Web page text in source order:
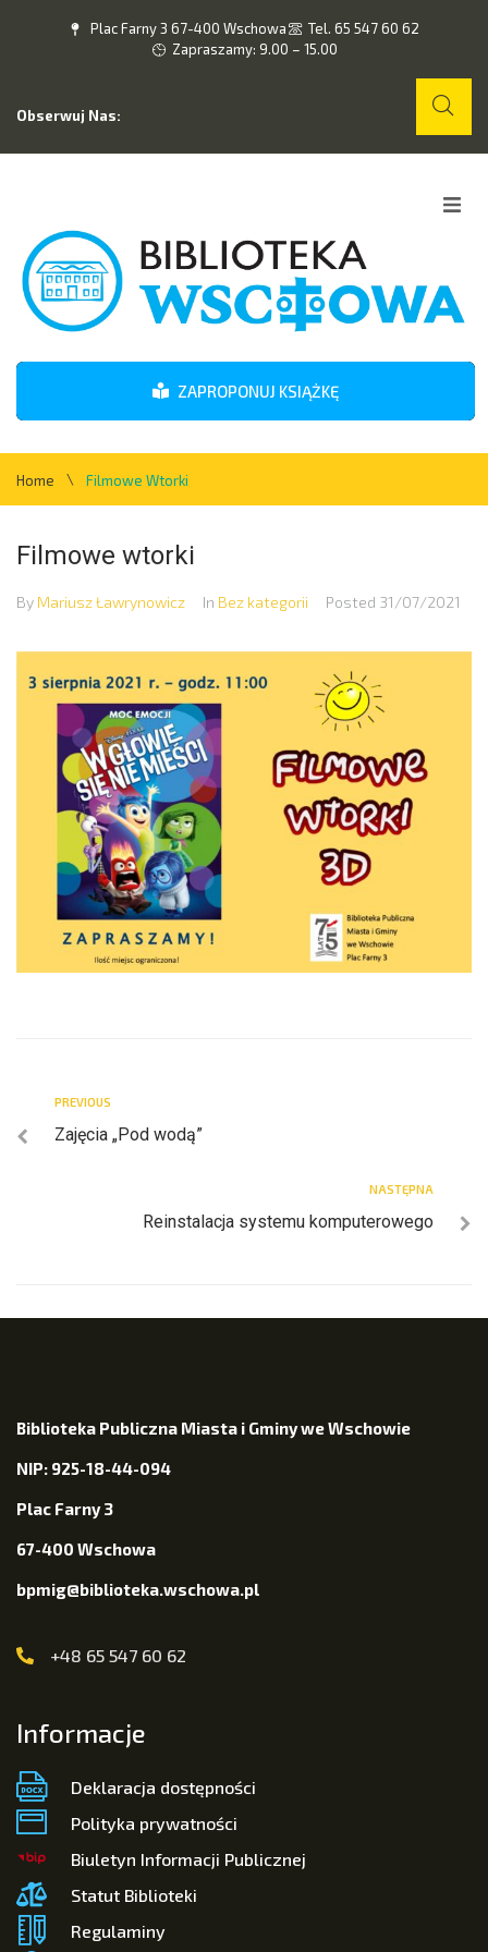
Plac Farny 3 67-400 Wschowa
Tel. 65 547 60 62
Zapraszamy: 9.00 – 15.00
Obserwuj Nas:
O nas
Wydarzenia
Kontakt
ZAPROPONUJ KSIĄŻKĘ
Home \ Filmowe Wtorki
Filmowe wtorki
By Mariusz Ławrynowicz In Bez kategorii Posted 31/07/2021
PREVIOUS
Zajęcia „Pod wodą”
NASTĘPNA
Reinstalacja systemu komputerowego
Biblioteka Publiczna Miasta i Gminy we Wschowie
NIP: 925-18-44-094
Plac Farny 3
67-400 Wschowa
bpmig@biblioteka.wschowa.pl
+48 65 547 60 62
Informacje
Deklaracja dostępności
Polityka prywatności
Biuletyn Informacji Publicznej
Statut Biblioteki
Regulaminy